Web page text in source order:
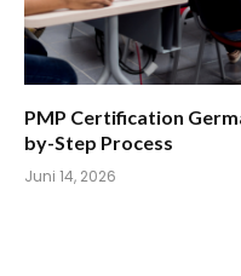
PMP Certification
by-Step Process
Juni 14, 2026